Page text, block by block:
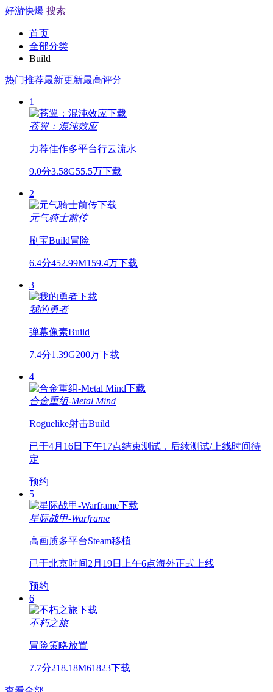
好游快爆 搜索
首页
全部分类
Build
热门推荐最新更新最高评分
1
苍翼：混沌效应
力荐佳作多平台行云流水
9.0分3.58G55.5万下载
2
元气骑士前传
刷宝Build冒险
6.4分452.99M159.4万下载
3
我的勇者
弹幕像素Build
7.4分1.39G200万下载
4
合金重组-Metal Mind
Roguelike射击Build
已于4月16日下午17点结束测试，后续测试/上线时间待
定
预约
5
星际战甲-Warframe
高画质多平台Steam移植
已于北京时间2月19日上午6点海外正式上线
预约
6
不朽之旅
冒险策略放置
7.7分218.18M61823下载